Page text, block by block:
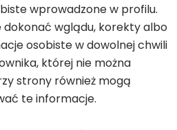
wprowadzone w profilu.
dokonać wglądu, korekty albo
osobiste w dowolnej chwili
której nie można
strony również mogą
te informacje.